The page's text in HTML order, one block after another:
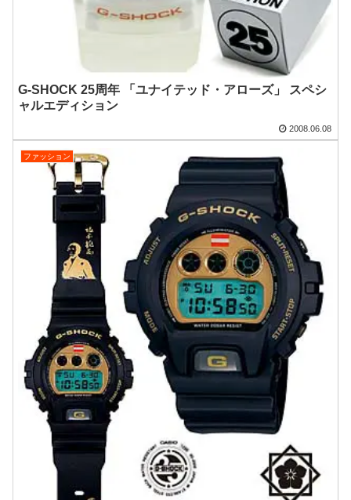
G-SHOCK 25周年 「ユナイテッド・アローズ」 スペシ
ャルエディション
2008.06.08
ファッション